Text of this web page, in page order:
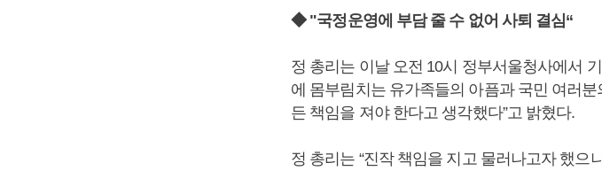
◆ "국정운영에 부담 줄 수 없어 사퇴 결심“
정 총리는 이날 오전 10시 정부서울청사에서
에 몸부림치는 유가족들의 아픔과 국민 여러
든 책임을 져야 한다고 생각했다”고 밝혔다.
정 총리는 “진작 책임을 지고 물러나고자 했